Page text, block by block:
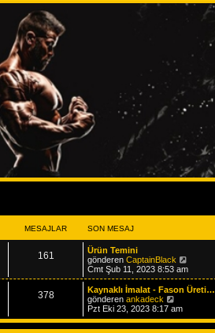
MESAJLAR SON MESAJ
161
Ürün Temini
gönderen CaptainBlack
o
n
m
j
Cmt Şub 11, 2023 8:53 am
378
Kaynaklı İmalat - Fason Üreti…
gönderen ankadeck
o
n
m
Pzt Eki 23, 2023 8:17 am